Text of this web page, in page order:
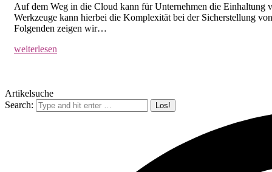
Auf dem Weg in die Cloud kann für Unternehmen die Einhaltung
Werkzeuge kann hierbei die Komplexität bei der Sicherstellung
Folgenden zeigen wir…
weiterlesen
Artikelsuche
Search: